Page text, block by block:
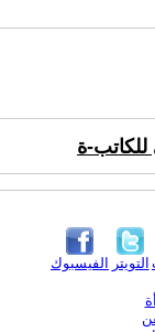
للكاتب-ة
الفيسبوك التويتر